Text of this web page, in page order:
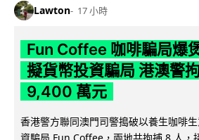
Lawton 17 小時
Fun Coffee 咖啡騙局爆
擬貨幣投資騙局 港澳警
9,400 萬元
香港警方聯同澳門司警搗破以養生咖啡